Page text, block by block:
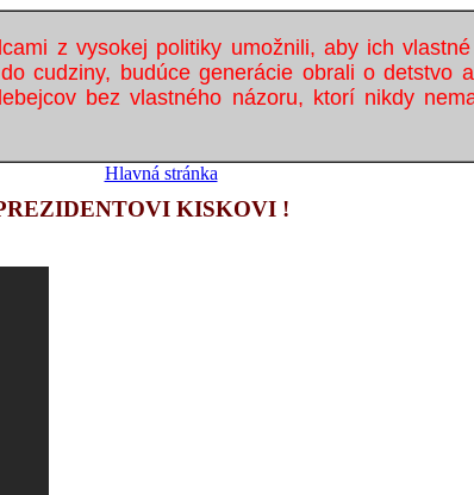
z vysokej politiky umožnili, aby ich
cudziny, budúce generácie obrali o detstvo
bez vlastného názoru, ktorí nikdy
Hlavná stránka
KISKOVI !